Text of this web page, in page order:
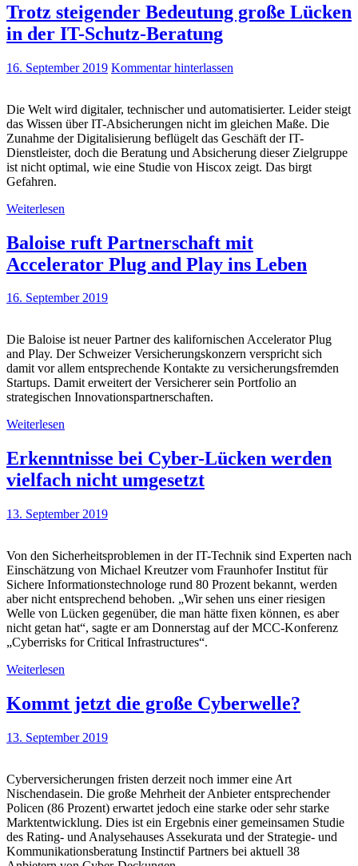
Trotz steigender Bedeutung große Lücken
in der IT-Schutz-Beratung
16. September 2019 Kommentar hinterlassen
Die Welt wird digitaler, technischer und automatisierter. Leider steigt
das Wissen über IT-Absicherungen nicht im gleichen Maße. Die
Zunahme der Digitalisierung beflügelt das Geschäft der IT-
Dienstleister, doch die Beratung und Absicherung dieser Zielgruppe
ist nicht optimal, wie eine Studie von Hiscox zeigt. Das birgt
Gefahren.
Weiterlesen
Baloise ruft Partnerschaft mit
Accelerator Plug and Play ins Leben
16. September 2019
Die Baloise ist neuer Partner des kalifornischen Accelerator Plug
and Play. Der Schweizer Versicherungskonzern verspricht sich
damit vor allem entsprechende Kontakte zu versicherungsfremden
Startups. Damit erweitert der Versicherer sein Portfolio an
strategischen Innovationspartnerschaften.
Weiterlesen
Erkenntnisse bei Cyber-Lücken werden
vielfach nicht umgesetzt
13. September 2019
Von den Sicherheitsproblemen in der IT-Technik sind Experten nach
Einschätzung von Michael Kreutzer vom Fraunhofer Institut für
Sichere Informationstechnologe rund 80 Prozent bekannt, werden
aber nicht entsprechend behoben. „Wir sehen uns einer riesigen
Welle von Lücken gegenüber, die man hätte fixen können, es aber
nicht getan hat“, sagte er am Donnerstag auf der MCC-Konferenz
„Cyberrisks for Critical Infrastructures“.
Weiterlesen
Kommt jetzt die große Cyberwelle?
13. September 2019
Cyberversicherungen fristen derzeit noch immer eine Art
Nischendasein. Die große Mehrheit der Anbieter entsprechender
Policen (86 Prozent) erwartet jedoch eine starke oder sehr starke
Marktentwicklung. Dies ist ein Ergebnis einer gemeinsamen Studie
des Rating- und Analysehauses Assekurata und der Strategie- und
Kommunikationsberatung Instinctif Partners bei aktuell 38